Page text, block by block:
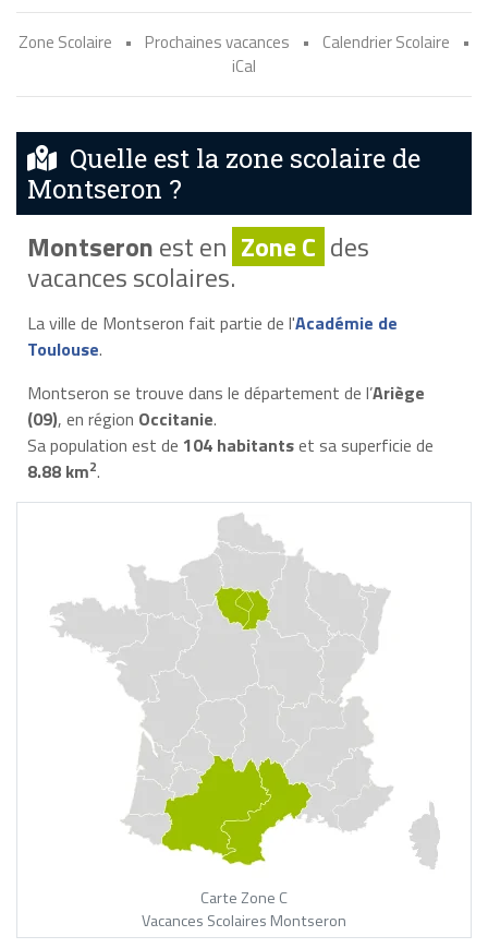
Zone Scolaire • Prochaines vacances • Calendrier Scolaire
•
iCal
Quelle est la zone scolaire de
Montseron ?
Montseronest en Zone C des
vacances scolaires.
La ville de Montseron fait partie de l'Académie de
Toulouse.
Montseron se trouve dans le département de l’Ariège
(09), en région Occitanie.
Sa population est de 104 habitantset sa superficie de
8.88 km2.
Carte Zone C
Vacances Scolaires Montseron